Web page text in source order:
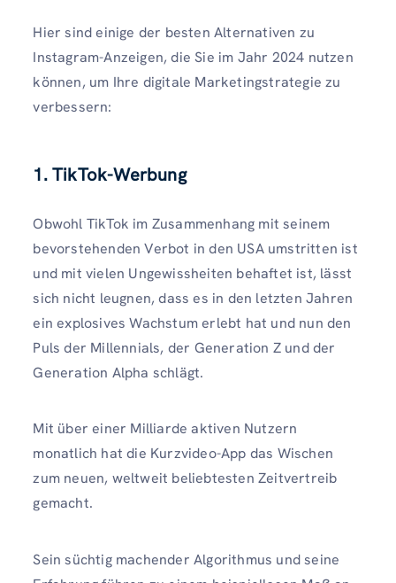
Hier sind einige der besten Alternativen zu
Instagram-Anzeigen, die Sie im Jahr 2024 nutzen
können, um Ihre digitale Marketingstrategie zu
verbessern:
1. TikTok-Werbung
Obwohl TikTok im Zusammenhang mit seinem
bevorstehenden Verbot in den USA umstritten ist
und mit vielen Ungewissheiten behaftet ist, lässt
sich nicht leugnen, dass es in den letzten Jahren
ein explosives Wachstum erlebt hat und nun den
Puls der Millennials, der Generation Z und der
Generation Alpha schlägt.
Mit über einer Milliarde aktiven Nutzern
monatlich hat die Kurzvideo-App das Wischen
zum neuen, weltweit beliebtesten Zeitvertreib
gemacht.
Sein süchtig machender Algorithmus und seine